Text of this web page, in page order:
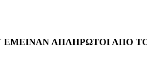
ΑΠΛΗΡΩΤΟΙ ΑΠΟ